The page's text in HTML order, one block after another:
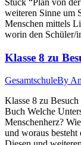
weiteren Sinne um
Menschen mittels
worin den Schüler/
Klasse 8 zu
GesamtschuleBy
Klasse 8 zu
Buch Welche
Menschenherz?
und woraus